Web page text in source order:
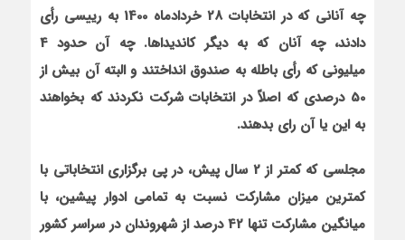
چه آناني كه در انتخابات 28 خردادماه 1400 به رييسي رأي
دادند، چه آنان كه به ديگر كانديداها. چه آن حدود 4
ميليوني كه رأي باطله به صندوق انداختند و البته آن بيش از
50 درصدي كه اصلاً در انتخابات شركت نكردند كه بخواهند
به اين يا آن راي بدهند.
مجلسي كه كمتر از 2 سال پيش، در پي برگزاري انتخاباتي با
كمترين ميزان مشاركت نسبت به تمامي ادوار پيشين، با
ميانگين مشاركت تنها 42 درصد از شهروندان در سراسر كشور